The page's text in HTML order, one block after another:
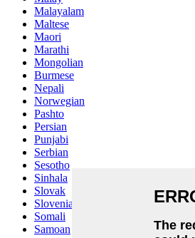
Malayalam
Maltese
Maori
Marathi
Mongolian
Burmese
Nepali
Norwegian
Pashto
Persian
Punjabi
Serbian
Sesotho
Sinhala
Slovak
Slovenian
Somali
Samoan